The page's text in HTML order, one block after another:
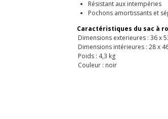
Résistant aux intempéries
Pochons amortissants et
Caractéristiques du sac à
Dimensions exterieures : 36 x
Dimensions intérieures : 28 x
Poids : 4,3 kg
Couleur : noir